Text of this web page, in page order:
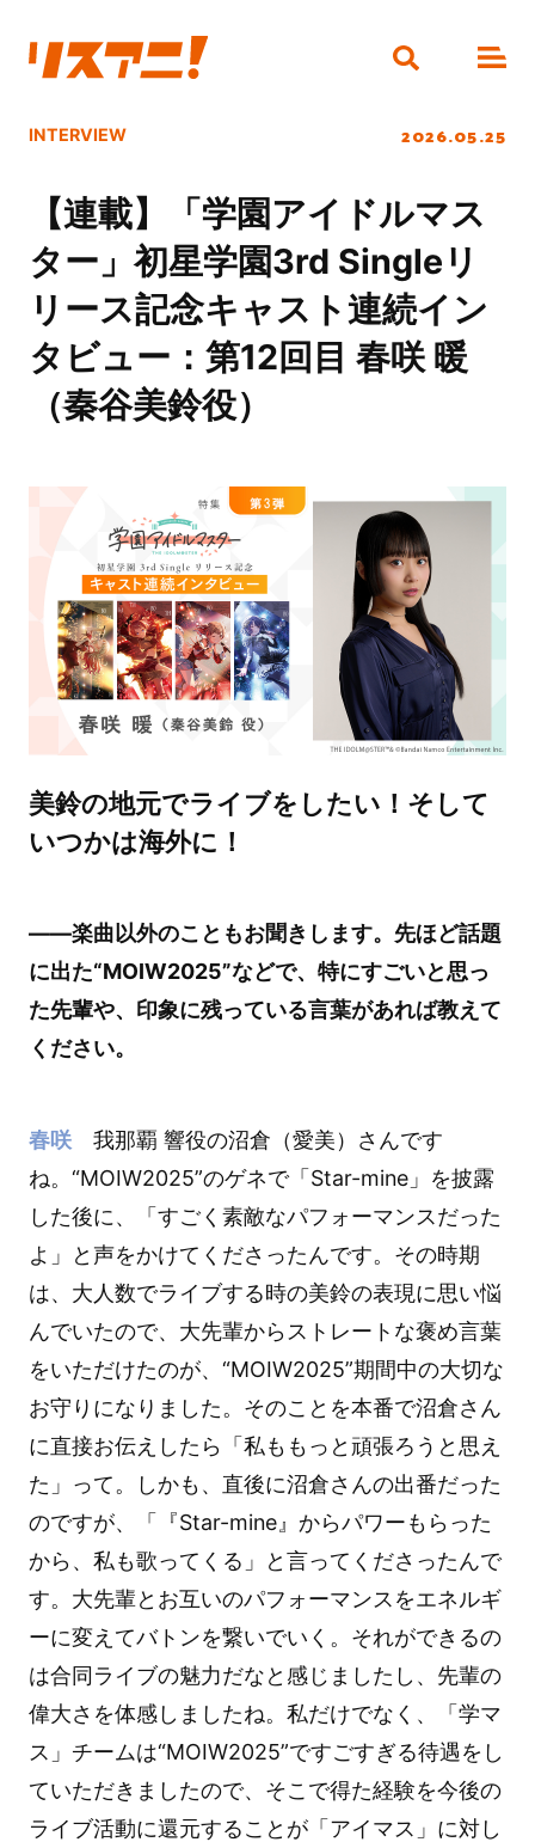
INTERVIEW 2026.05.25
【連載】「学園アイドルマス
ター」初星学園3rd Singleリ
リース記念キャスト連続イン
タビュー：第12回目 春咲 暖
（秦谷美鈴役）
美鈴の地元でライブをしたい！そして
いつかは海外に！
――楽曲以外のこともお聞きします。先ほど話題
に出た“MOIW2025”などで、特にすごいと思っ
た先輩や、印象に残っている言葉があれば教えて
ください。
春咲我那覇 響役の沼倉（愛美）さんです
ね。“MOIW2025”のゲネで「Star-mine」を披露
した後に、「すごく素敵なパフォーマンスだった
よ」と声をかけてくださったんです。その時期
は、大人数でライブする時の美鈴の表現に思い悩
んでいたので、大先輩からストレートな褒め言葉
をいただけたのが、“MOIW2025”期間中の大切な
お守りになりました。そのことを本番で沼倉さん
に直接お伝えしたら「私ももっと頑張ろうと思え
た」って。しかも、直後に沼倉さんの出番だった
のですが、「『Star-mine』からパワーもらった
から、私も歌ってくる」と言ってくださったんで
す。大先輩とお互いのパフォーマンスをエネルギ
ーに変えてバトンを繋いでいく。それができるの
は合同ライブの魅力だなと感じましたし、先輩の
偉大さを体感しましたね。私だけでなく、「学マ
ス」チームは“MOIW2025”ですごすぎる待遇をし
ていただきましたので、そこで得た経験を今後の
ライブ活動に還元することが「アイマス」に対し